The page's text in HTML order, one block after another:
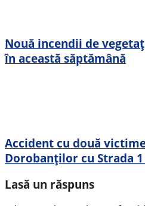
Nouă incendii de
în această săptămână
Accident cu două
Dorobanților cu Strada
Lasă un răspuns